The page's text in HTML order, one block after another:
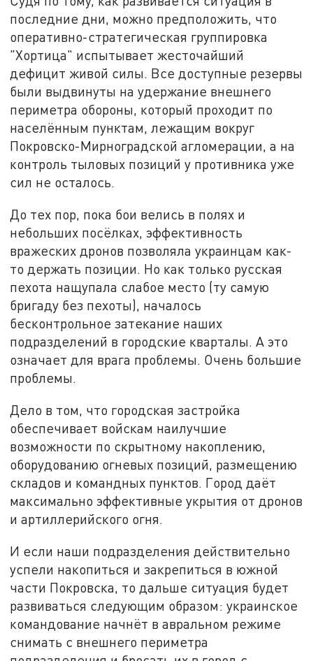
последние дни, можно предположить, что
оперативно-стратегическая группировка
"Хортица" испытывает жесточайший
дефицит живой силы. Все доступные резервы
были выдвинуты на удержание внешнего
периметра обороны, который проходит по
населённым пунктам, лежащим вокруг
Покровско-Мирноградской агломерации, а на
контроль тыловых позиций у противника уже
сил не осталось.
До тех пор, пока бои велись в полях и
небольших посёлках, эффективность
вражеских дронов позволяла украинцам как-
то держать позиции. Но как только русская
пехота нащупала слабое место (ту самую
бригаду без пехоты), началось
бесконтрольное затекание наших
подразделений в городские кварталы. А это
означает для врага проблемы. Очень большие
проблемы.
Дело в том, что городская застройка
обеспечивает войскам наилучшие
возможности по скрытному накоплению,
оборудованию огневых позиций, размещению
складов и командных пунктов. Город даёт
максимально эффективные укрытия от дронов
и артиллерийского огня.
И если наши подразделения действительно
успели накопиться и закрепиться в южной
части Покровска, то дальше ситуация будет
развиваться следующим образом: украинское
командование начнёт в авральном режиме
снимать с внешнего периметра